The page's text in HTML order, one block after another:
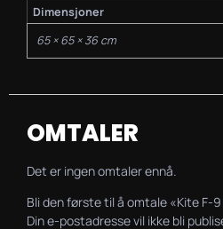
Dimensjoner
65 × 65 × 36 cm
OMTALER
Det er ingen omtaler ennå.
Bli den første til å omtale «Kite F-
Din e-postadresse vil ikke bli